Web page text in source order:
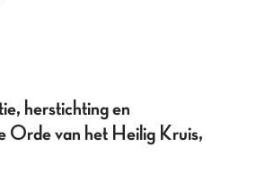
herstichting en
Orde van het Heilig Kruis,